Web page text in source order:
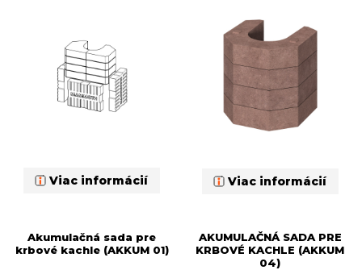
Viac informácií Viac informácií
Akumulačná sada pre
krbové kachle (AKKUM 01)
AKUMULAČNÁ SADA PRE
KRBOVÉ KACHLE (AKKUM
04)